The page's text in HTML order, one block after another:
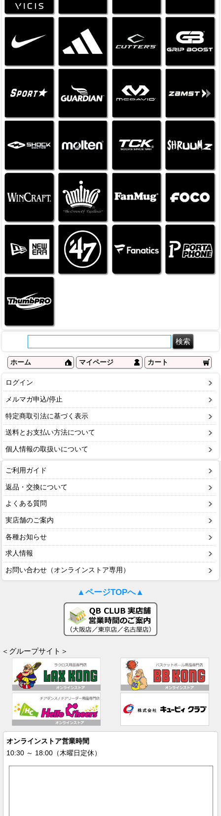
ホーム マイページ カート
ログイン
メルマガ申込/停止
特定商取引法に基づく表示
送料とお支払い方法について
個人情報の取扱いについて
ご利用ガイド
返品・交換について
よくある質問
実店舗のご案内
各種お知らせ
求人情報
お問い合わせ（オンラインストア専用）
▲ページTOPへ▲
＜グループサイト＞
オンラインストア営業時間
10:30 ～ 18:00（木曜日定休）